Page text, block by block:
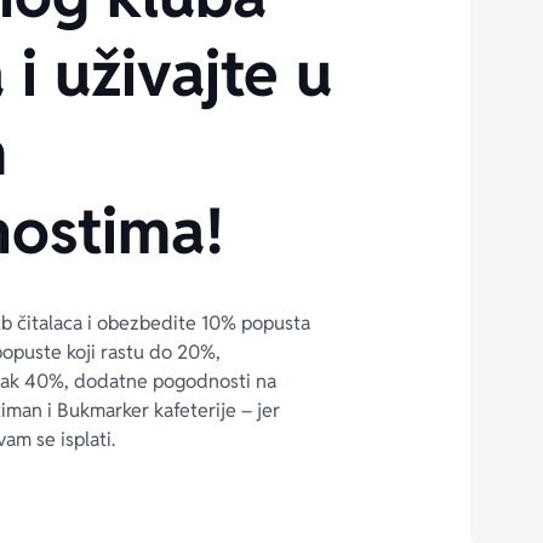
i uživajte u
čitalaca i obezbedite 10% popusta
koji rastu do 20%,
40%, dodatne pogodnosti na
i Bukmarker kafeterije – jer
se isplati.